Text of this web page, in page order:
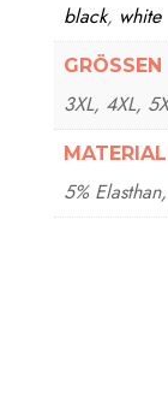
black, white
GRÖSSEN
3XL, 4XL,
MATERIAL
5%